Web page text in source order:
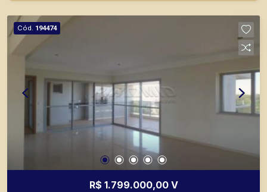
imóveis prontos, usados ou mesmo nos
principais lançamentos da cidade de Ribeirão
Preto.
Cód. 194474
R$ 1.799.000,00 V